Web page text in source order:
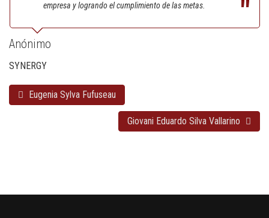
empresa y logrando el cumplimiento de las metas.
Anónimo
SYNERGY
Eugenia Sylva Fufuseau
Giovani Eduardo Silva Vallarino